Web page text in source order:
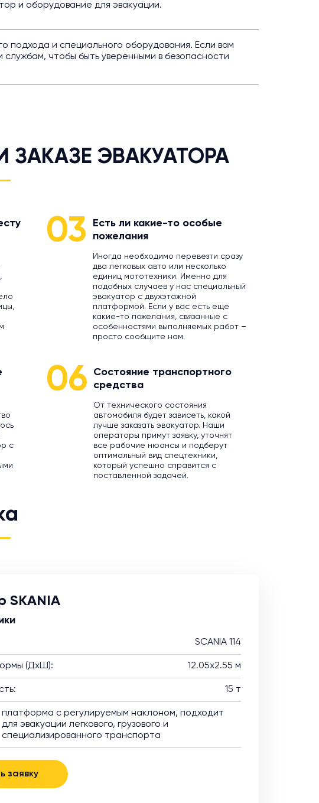
и оборудование для эвакуации.
подхода и специального оборудования. Если вам
чтобы быть уверенными в безопасности
ЭВАКУАТОРА
03
Есть ли какие-то особые
пожелания
Иногда необходимо перевезти сразу
два легковых авто или несколько
единиц мототехники. Именно для
подобных случаев у нас специальный
эвакуатор с двухэтажной
платформой. Если у вас есть еще
какие-то пожелания, связанные с
особенностями выполняемых работ –
просто сообщите нам.
с
06
Состояние транспортного
средства
От технического состояния
автомобиля будет зависеть, какой
лучше заказать эвакуатор. Наши
операторы примут заявку, уточнят
все рабочие нюансы и подберут
оптимальный вид спецтехники,
который успешно справится с
поставленной задачей.
SKANIA
SCANIA 114
(ДхШ): 12.05х2.55 м
15 т
платформа с регулируемым наклоном, подходит
для эвакуации легкового, грузового и
специализированного транспорта
Оставить заявку